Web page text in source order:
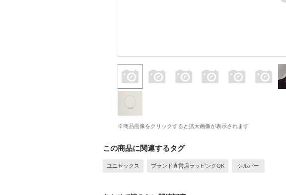
※商品画像をクリックすると拡大画像が表示されます
この商品に関連するタグ
ユニセックス ブランド直営店ラッピングOK シルバー